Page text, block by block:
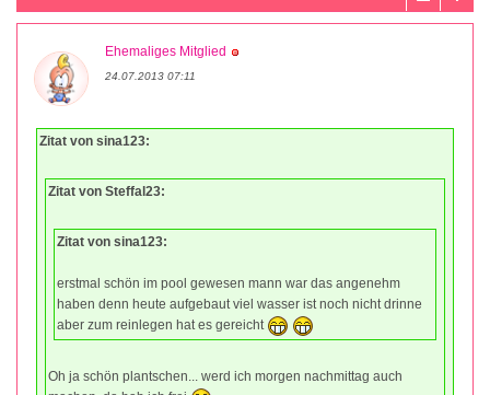
Ehemaliges Mitglied
24.07.2013 07:11
Zitat von sina123:
Zitat von Steffal23:
Zitat von sina123:
erstmal schön im pool gewesen mann war das angenehm
haben denn heute aufgebaut viel wasser ist noch nicht drinne
aber zum reinlegen hat es gereicht
Oh ja schön plantschen... werd ich morgen nachmittag auch